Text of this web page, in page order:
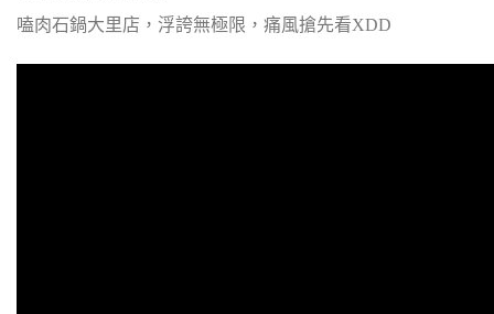
嗑肉石鍋大里店，浮誇無極限，痛風搶先看XDD